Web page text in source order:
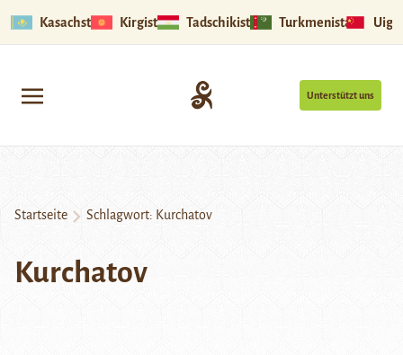
Kasachstan Kirgistan Tadschikistan Turkmenistan
Unterstützt uns
Startseite Schlagwort: Kurchatov
Kurchatov